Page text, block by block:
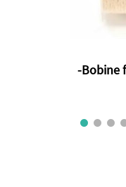
-Bobine